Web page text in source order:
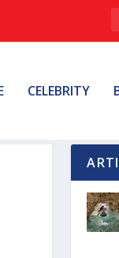
CELEBRITY